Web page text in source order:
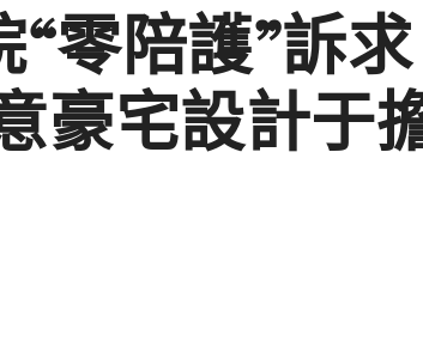
零陪護”訴
豪宅設計于